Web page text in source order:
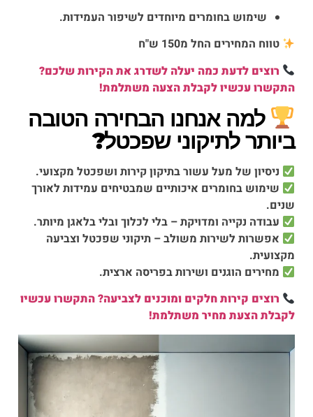
שימוש בחומרים מיוחדים לשיפור העמידות.
טווח המחירים החל מ150 ש"ח
רוצים לדעת כמה יעלה לשדרג את הקירות שלכם?
התקשרו עכשיו לקבלת הצעה משתלמת!
למה אנחנו הבחירה הטובה
ביותר לתיקוני שפכטל?
ניסיון של מעל עשור בתיקון קירות ושפכטל מקצועי.
שימוש בחומרים איכותיים שמבטיחים עמידות לאורך
שנים.
עבודה נקייה ומדויקת – בלי לכלוך ובלי בלאגן מיותר.
אפשרות לשירות משולב – תיקוני שפכטל וצביעה
מקצועית.
מחירים הוגנים ושירות בפריסה ארצית.
רוצים קירות חלקים ומוכנים לצביעה? התקשרו עכשיו
לקבלת הצעת מחיר משתלמת!